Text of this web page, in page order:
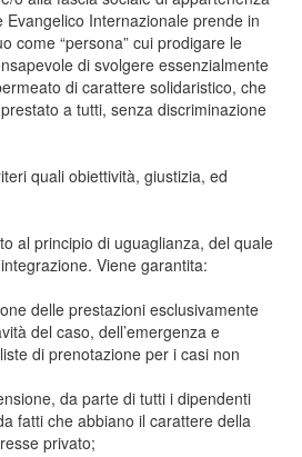
Evangelico Internazionale prende in
come “persona” cui prodigare le
di svolgere essenzialmente
di carattere solidaristico, che
a tutti, senza discriminazione
quali obiettività, giustizia, ed
al principio di uguaglianza, del quale
Viene garantita:
delle prestazioni esclusivamente
del caso, dell’emergenza e
di prenotazione per i casi non
da parte di tutti i dipendenti
fatti che abbiano il carattere della
privato;